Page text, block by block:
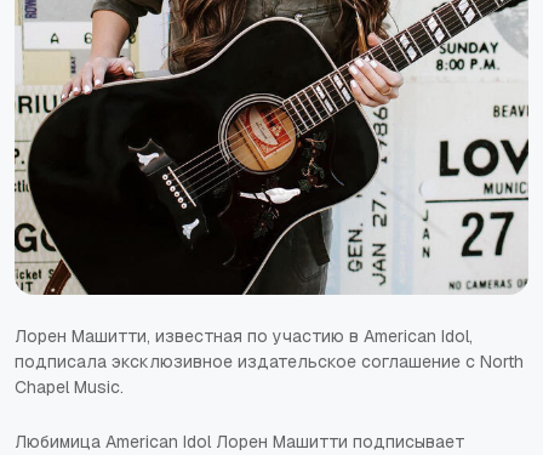
Лорен Машитти, известная по участию в American Idol,
подписала эксклюзивное издательское соглашение с North
Chapel Music.
Любимица American Idol Лорен Машитти подписывает